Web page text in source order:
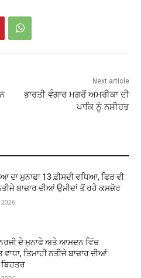
Next article
ਭਾਰਤੀ ਵੰਗਾਰ ਮਗਰੋਂ ਅਮਰੀਕਾ ਦੀ
ਪਾਕਿ ਨੂੰ ਨਸੀਹਤ
ਦਾ ਮੁਨਾਫਾ 13 ਫ਼ੀਸਦੀ ਵਧਿਆ, ਫਿਰ ਵੀ
ਬਾਜ਼ਾਰ ਦੀਆਂ ਉਮੀਦਾਂ ਤੋਂ ਰਹੇ ਕਮਜ਼ੋਰ
ਦੇ ਮੁਨਾਫੇ ਅਤੇ ਆਮਦਨ ਵਿੱਚ
ਤਿਮਾਹੀ ਨਤੀਜੇ ਬਾਜ਼ਾਰ ਦੀਆਂ
ਬਿਹਤਰ